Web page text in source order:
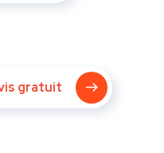
gratuit